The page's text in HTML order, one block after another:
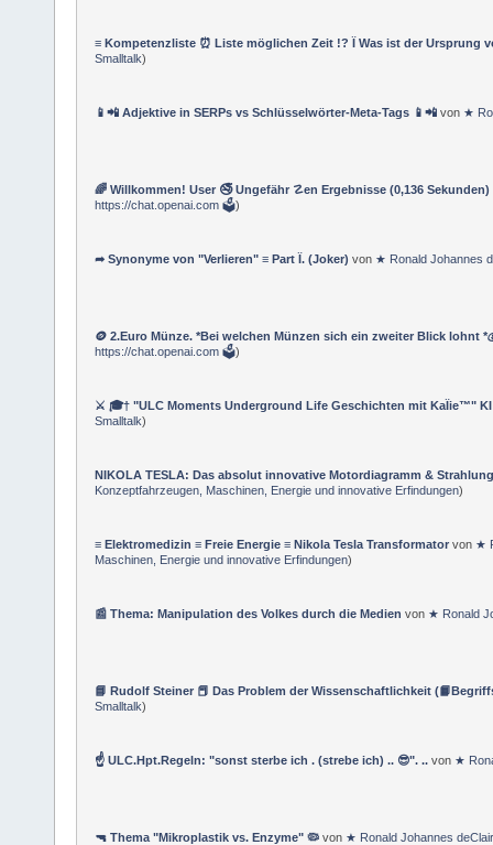
≡ Kompetenzliste ⏰ Liste möglichen Zeit !? Ï Was ist der Ursprung
Smalltalk)
📱📲 Adjektive in SERPs vs Schlüsselwörter-Meta-Tags 📱📲 von ★
🌈 Willkommen! User 🚭 Ungefähr ☡en Ergebnisse (0,136
https://chat.openai.com 🗳)
➦ Synonyme von "Verlieren" ≡ Part Ï. (Joker) von ★ Ronald Johannes
🪙 2.Euro Münze. *Bei welchen Münzen sich ein zweiter Blick lohnt
https://chat.openai.com 🗳)
⚔ 🎓† "ULC Moments Underground Life Geschichten mit KaÏie™" KI
Smalltalk)
NIKOLA TESLA: Das absolut innovative Motordiagramm &
Konzeptfahrzeugen, Maschinen, Energie und innovative Erfindungen)
≡ Elektromedizin ≡ Freie Energie ≡ Nikola Tesla Transformatorvon ★
Maschinen, Energie und innovative Erfindungen)
📰 Thema: Manipulation des Volkes durch die Medien von ★ Ronald
📘 Rudolf Steiner 📕 Das Problem der Wissenschaftlichkeit
Smalltalk)
☝ ULC.Hpt.Regeln: "sonst sterbe ich . (strebe ich) .. 😎". .. von ★
🔫 Thema "Mikroplastik vs. Enzyme" 🦠von ★ Ronald Johannes